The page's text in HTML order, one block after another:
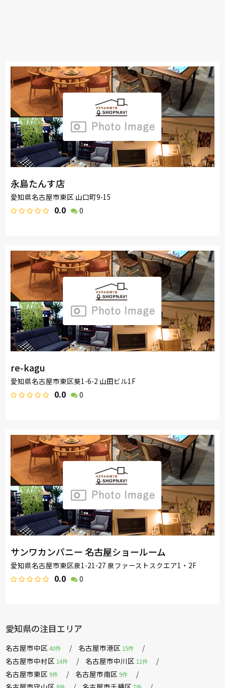
永島たんす店
愛知県名古屋市東区 山口町9-15
0.0 0
re-kagu
愛知県名古屋市東区葵1-6-2 山田ビル1F
0.0 0
サンワカンパニー 名古屋ショールーム
愛知県名古屋市東区泉1-21-27 泉ファーストスクエア1・2F
0.0 0
愛知県の注目エリア
名古屋市中区40件 名古屋市港区 15件
名古屋市中村区 14件 名古屋市中川区 11件
名古屋市東区 9件 名古屋市南区 9件